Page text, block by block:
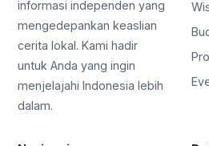
informasi independen yang
mengedepankan keaslian
cerita lokal. Kami hadir
untuk Anda yang ingin
menjelajahi Indonesia lebih
dalam.